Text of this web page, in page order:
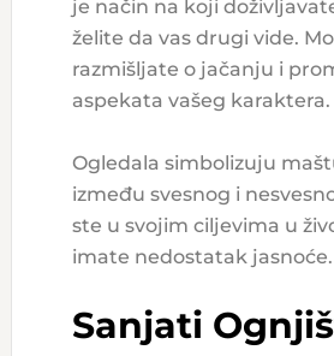
je način na koji
želite da vas drugi vide.
razmišljate o jačanju i
aspekata vašeg karaktera.
Ogledala simbolizuju
između svesnog i
ste u svojim ciljevima u
imate nedostatak jasnoće.
Sanjati